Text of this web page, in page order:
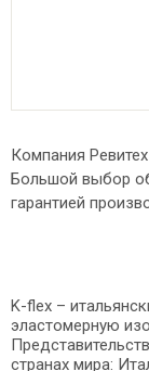
Компания
Большой выбор
гарантией
K-flex –
эластомерную
странах мира: